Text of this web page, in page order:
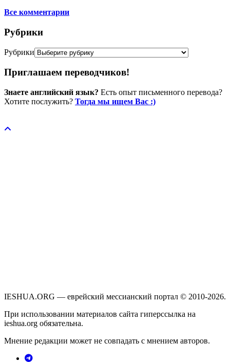
Все комментарии
Рубрики
Рубрики
Приглашаем переводчиков!
Знаете английский язык? Есть опыт письменного перевода?
Хотите послужить? Тогда мы ищем Вас :)
IESHUA.ORG — еврейский мессианский портал © 2010-2026.
При использовании материалов сайта гиперссылка на
ieshua.org обязательна.
Мнение редакции может не совпадать с мнением авторов.